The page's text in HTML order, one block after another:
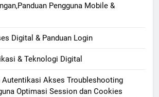
Pengguna Mobile &
Digital & Panduan Login
& Teknologi Digital
Autentikasi Akses Troubleshooting
Optimasi Session dan Cookies